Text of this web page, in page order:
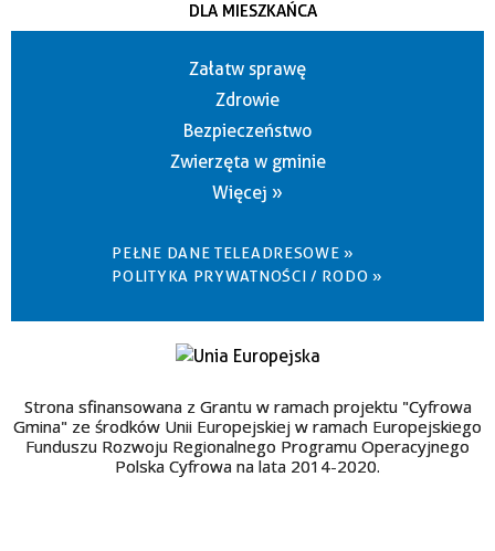
DLA MIESZKAŃCA
Załatw sprawę
Zdrowie
Bezpieczeństwo
Zwierzęta w gminie
Więcej »
PEŁNE DANE TELEADRESOWE »
POLITYKA PRYWATNOŚCI / RODO »
Strona sfinansowana z Grantu w ramach projektu "Cyfrowa
Gmina" ze środków Unii Europejskiej w ramach Europejskiego
Funduszu Rozwoju Regionalnego Programu Operacyjnego
Polska Cyfrowa na lata 2014-2020.